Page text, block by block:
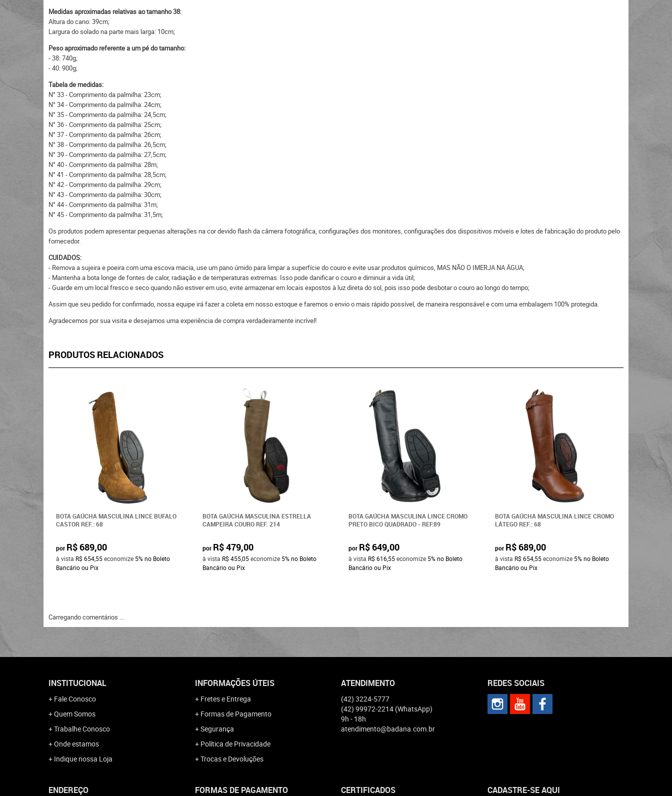
Medidas aproximadas relativas ao tamanho 38:
Altura do cano: 39cm;
Largura do solado na parte mais larga: 10cm;
Peso aproximado referente a um pé do tamanho:
- 38: 740g;
- 40: 900g;
Tabela de medidas:
N° 33 - Comprimento da palmilha: 23cm;
N° 34 - Comprimento da palmilha: 24cm;
N° 35 - Comprimento da palmilha: 24,5cm;
N° 36 - Comprimento da palmilha: 25cm;
N° 37 - Comprimento da palmilha: 26cm;
N° 38 - Comprimento da palmilha: 26,5cm;
N° 39 - Comprimento da palmilha: 27,5cm;
N° 40 - Comprimento da palmilha: 28m;
N° 41 - Comprimento da palmilha: 28,5cm;
N° 42 - Comprimento da palmilha: 29cm;
N° 43 - Comprimento da palmilha: 30cm;
N° 44 - Comprimento da palmilha: 31m;
N° 45 - Comprimento da palmilha: 31,5m;
Os produtos podem apresentar pequenas alterações na cor devido flash da câmera fotográfica, configurações dos monitores, configurações dos dispositivos móveis e lotes de fabricação do produto pelo
fornecedor.
CUIDADOS:
- Remova a sujeira e poeira com uma escova macia, use um pano úmido para limpar a superfície do couro e evite usar produtos químicos, MAS NÃO O IMERJA NA ÁGUA;
- Mantenha a bota longe de fontes de calor, radiação e de temperaturas extremas. Isso pode danificar o couro e diminuir a vida útil;
- Guarde em um local fresco e seco quando não estiver em uso, evite armazenar em locais expostos à luz direta do sol, pois isso pode desbotar o couro ao longo do tempo;
Assim que seu pedido for confirmado, nossa equipe irá fazer a coleta em nosso estoque e faremos o envio o mais rápido possível, de maneira responsável e com uma embalagem 100% protegida.
Agradecemos por sua visita e desejamos uma experiência de compra verdadeiramente incrível!
PRODUTOS RELACIONADOS
BOTA GAÚCHA MASCULINA LINCE BUFALO
CASTOR REF.: 68
por R$ 689,00
à vista R$ 654,55economize 5%no Boleto
Bancário ou Pix
BOTA GAÚCHA MASCULINA ESTRELLA
CAMPEIRA COURO REF. 214
por R$ 479,00
à vista R$ 455,05economize 5% no Boleto
Bancário ou Pix
BOTA GAÚCHA MASCULINA LINCE CROMO
PRETO BICO QUADRADO - REF:89
por R$ 649,00
à vista R$ 616,55economize 5%no Boleto
Bancário ou Pix
BOTA GAÚCHA MASCULINA LINCE CROMO
LÁTEGO REF.: 68
por R$ 689,00
à vista R$ 654,55economize 5% no Boleto
Bancário ou Pix
Carregando comentários ...
INSTITUCIONAL
Fale Conosco
Quem Somos
Trabalhe Conosco
Onde estamos
Indique nossa Loja
INFORMAÇÕES ÚTEIS
Fretes e Entrega
Formas de Pagamento
Segurança
Política de Privacidade
Trocas e Devoluções
ATENDIMENTO
(42) 3224-5777
(42) 99972-2214 (WhatsApp)
9h - 18h
atendimento@badana.com.br
REDES SOCIAIS
ENDEREÇO FORMAS DE PAGAMENTO CERTIFICADOS CADASTRE-SE AQUI